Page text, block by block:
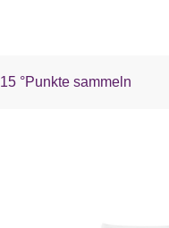
15 °Punkte sammeln